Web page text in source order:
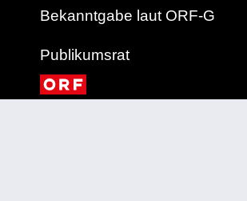
Bekanntgabe laut ORF-G
Publikumsrat